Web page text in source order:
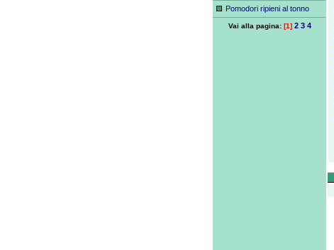
Pomodori ripieni al tonno
Vai alla pagina: [1] 2 3 4